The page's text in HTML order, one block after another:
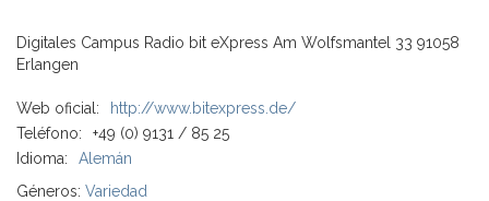
Digitales Campus Radio bit eXpress Am Wolfsmantel 33 91058
Erlangen
Web oficial:
http://www.bitexpress.de/
Teléfono:
+49 (0) 9131 / 85 25
Idioma:
Alemán
Géneros: Variedad